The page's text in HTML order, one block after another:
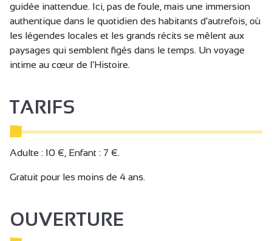
guidée inattendue. Ici, pas de foule, mais une immersion
authentique dans le quotidien des habitants d’autrefois, où
les légendes locales et les grands récits se mêlent aux
paysages qui semblent figés dans le temps. Un voyage
intime au cœur de l’Histoire.
TARIFS
Adulte : 10 €, Enfant : 7 €.
Gratuit pour les moins de 4 ans.
OUVERTURE